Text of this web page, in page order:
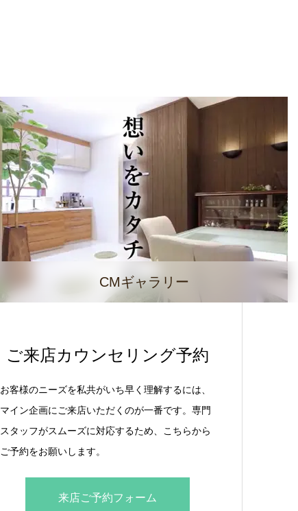
CMギャラリー
ご来店カウンセリング予約
お客様のニーズを私共がいち早く理解するには、
マイン企画にご来店いただくのが一番です。専門
スタッフがスムーズに対応するため、こちらから
ご予約をお願いします。
来店ご予約フォーム